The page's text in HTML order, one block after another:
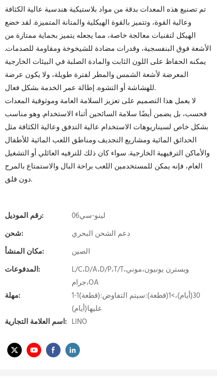
تم تصنيع هذه المعدات بدقة من مواد بلاستيكية هندسية عالية الكثافة
وعالية القوة، وتتميز بالقوة الهيكلية والمتانة المتميزة. لقد خضع
الهيكل لتقنيات معالجة خاصة، مما يجعله يتميز بحماية ممتازة من
الأشعة فوق البنفسجية، وقدرات مضادة للشيخوخة ومقاومة للصدمات.
يمكنه الحفاظ على اللون الثابت والمادة الصلبة في البيئات الخارجية
المعرضة لأشعة الشمس والمطر لفترة طويلة، ولا يكون عرضة
للهشاشة أو التشوه. إطالة عمر الخدمة بشكل فعال.
لا يعمل هذا التصميم على تعزيز السلامة العامة وموثوقية المعدات
فحسب، بل يضمن أيضًا سلامة السائحين أثناء الاستخدام. وهو مناسب
بشكل خاص لسيناريوهات الاستخدام عالية التدفق وعالية الكثافة مثل
الحدائق المائية ومشاريع التجديف ومناطق اللعب المائية للأطفال
والأماكن الترفيهية الخارجية. سواء كان ذلك للترفيه العائلي أو التشغيل
العام، فإنه يمكن للمستخدمين اللعب براحة البال والاستمتاع بالمرح
دون قلق.
رقم الموديل:
لينو-سي06
شحن:
دعم الشحن البحري
مكان المنشأ:
الصين
المدفوعات:
L/C،D/A،D/P،T/T،ويسترن يونيون،موني
جرام،OA
مهلة:
1-1(قطعة):30(أيام)،>1(قطعة):سيتم التفاوض
عليها(أيام)
اسم العلامة التجارية: LINO